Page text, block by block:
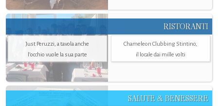
RISTORANTI
Just Peruzzi, a tavola anche
l’occhio vuole la sua parte
Chameleon Clubbing Stintino,
il locale dai mille volti
SALUTE & BENESSERE